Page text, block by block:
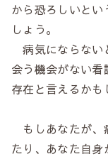
から恐ろしいと
しょう。
病気にならない
会う機会がない
存在と言えるかも
もしあなたが、
たり、あなた自